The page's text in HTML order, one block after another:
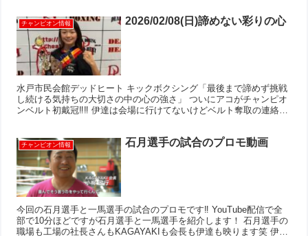
チャンピオン情報 2026/02/08(日)諦めない彩りの心
水戸市民会館デッドヒート キックボクシング「最後まで諦めず挑戦
し続ける気持ちの大切さの中の心の強さ」 ついにアコがチャンピオ
ンベルト初戴冠‼︎‼︎ 伊達は会場に行けてないけどベルト奪取の連絡を
チャンピオン情報 石月選手の試合のプロモ動画
今回の石月選手と一馬選手の試合のプロモです‼︎ YouTube配信で全
部で10分ほどですが石月選手と一馬選手を紹介します！ 石月選手の
職場も工場の社長さんもKAGAYAKIも会長も伊達も映ります笑 伊達